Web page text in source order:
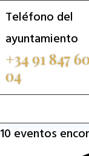
un
sistema
de
accesibilidad.
Teléfono del
ayuntamiento
+34 91 847
04
10 eventos